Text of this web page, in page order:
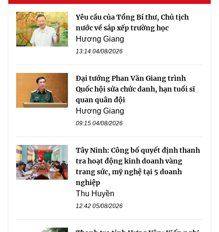
Yêu cầu của Tổng Bí thư, Chủ tịch
nước về sắp xếp trường học
Hương Giang
13:14 04/08/2026
Đại tướng Phan Văn Giang trình
Quốc hội sửa chức danh, hạn tuổi sĩ
quan quân đội
Hương Giang
09:15 04/08/2026
Tây Ninh: Công bố quyết định thanh
tra hoạt động kinh doanh vàng
trang sức, mỹ nghệ tại 5 doanh
nghiệp
Thu Huyền
12:42 05/08/2026